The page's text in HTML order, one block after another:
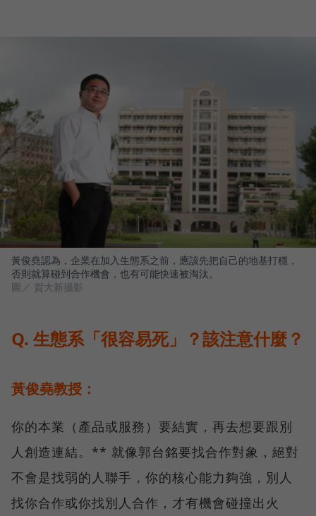
黃俊堯認為，企業在加入生態系之前，應該先把自己的地基打穩，
否則就算碰到合作機會，也有可能快速被淘汰。
圖／ 賀大新攝影
Q. 生態系「很容易死」？該注意什麼？
黃俊堯教授：
你的本業（產品或服務）要結實，再去想要跟別
人創造連結。** 就像郭台銘要找合作對象，絕對
不會是找弱的人聯手，你的核心能力夠強，別人
找你合作或你找別人合作，才有機會碰撞出火